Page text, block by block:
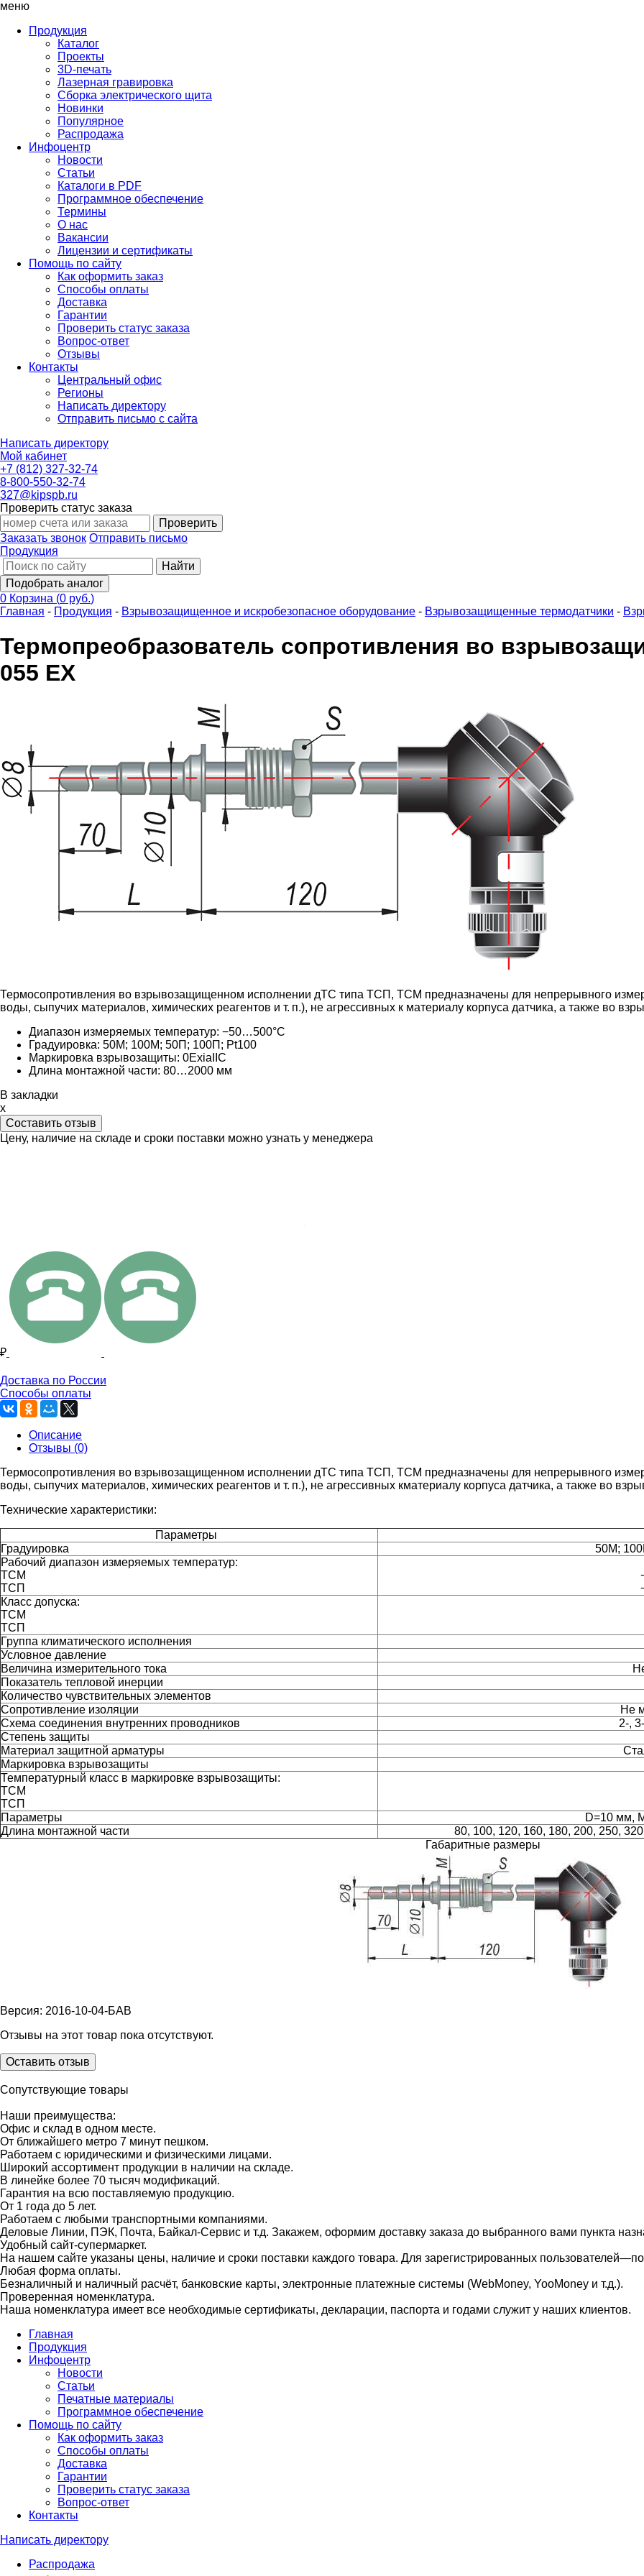
меню
Продукция
Каталог
Проекты
3D-печать
Лазерная гравировка
Сборка электрического щита
Новинки
Популярное
Распродажа
Инфоцентр
Новости
Статьи
Каталоги в PDF
Программное обеспечение
Термины
О нас
Вакансии
Лицензии и сертификаты
Помощь по сайту
Как оформить заказ
Способы оплаты
Доставка
Гарантии
Проверить статус заказа
Вопрос-ответ
Отзывы
Контакты
Центральный офис
Регионы
Написать директору
Отправить письмо с сайта
Написать директору
Мой кабинет
+7 (812) 327-32-74
8-800-550-32-74
327@kipspb.ru
Проверить статус заказа
Проверить
Заказать звонок Отправить письмо
Продукция
Найти
Подобрать аналог
0 Корзина (0 руб.)
Главная - Продукция - Взрывозащищенное и искробезопасное оборудование - Взрывозащищенные термодатчики -
Термопреобразователь сопротивления во
055 EX
Термосопротивления во взрывозащищенном исполнении дТС типа ТСП, ТСМ предназначены для непрерывного
воды, сыпучих материалов, химических реагентов и т. п.), не агрессивных к материалу корпуса датчика, а также во
Диапазон измеряемых температур: −50…500°C
Градуировка: 50М; 100М; 50П; 100П; Pt100
Маркировка взрывозащиты: 0ExiaIIC
Длина монтажной части: 80…2000 мм
В закладки
x
Составить отзыв
Цену, наличие на складе и сроки поставки можно узнать у менеджера
₽
Доставка по России
Способы оплаты
Описание
Отзывы (0)
Термосопротивления во взрывозащищенном исполнении дТС типа ТСП, ТСМ предназначены для непрерывного
воды, сыпучих материалов, химических реагентов и т. п.), не агрессивных кматериалу корпуса датчика, а также во
Технические характеристики:
Параметры
Градуировка
50М;
Рабочий диапазон измеряемых температур:
ТСМ
ТСП
Класс допуска:
ТСМ
ТСП
Группа климатического исполнения
Условное давление
Величина измерительного тока
Показатель тепловой инерции
Количество чувствительных элементов
Сопротивление изоляции
Не
Схема соединения внутренних проводников
2-,
Степень защиты
Материал защитной арматуры
Маркировка взрывозащиты
Температурный класс в маркировке взрывозащиты:
ТСМ
ТСП
Параметры
D=10 мм,
Длина монтажной части
80, 100, 120, 160, 180, 200, 250,
Габаритные размеры
Версия: 2016-10-04-БАВ
Отзывы на этот товар пока отсутствуют.
Оставить отзыв
Сопутствующие товары
Наши преимущества:
Офис и склад в одном месте.
От ближайшего метро 7 минут пешком.
Работаем с юридическими и физическими лицами.
Широкий ассортимент продукции в наличии на складе.
В линейке более 70 тысяч модификаций.
Гарантия на всю поставляемую продукцию.
От 1 года до 5 лет.
Работаем с любыми транспортными компаниями.
Деловые Линии, ПЭК, Почта, Байкал-Сервис и т.д. Закажем, оформим доставку заказа до выбранного вами пункта
Удобный сайт-супермаркет.
На нашем сайте указаны цены, наличие и сроки поставки каждого товара. Для зарегистрированных
Любая форма оплаты.
Безналичный и наличный расчёт, банковские карты, электронные платежные системы (WebMoney, YooMoney и т.д.).
Проверенная номенклатура.
Наша номенклатура имеет все необходимые сертификаты, декларации, паспорта и годами служит у наших клиентов.
Главная
Продукция
Инфоцентр
Новости
Статьи
Печатные материалы
Программное обеспечение
Помощь по сайту
Как оформить заказ
Способы оплаты
Доставка
Гарантии
Проверить статус заказа
Вопрос-ответ
Контакты
Написать директору
Распродажа